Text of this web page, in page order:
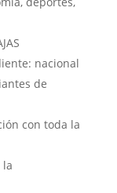
nacional
de
con toda la
la